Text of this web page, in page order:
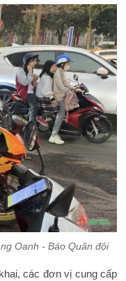
Oanh - Báo Quân đội
các đơn vị cung cấp